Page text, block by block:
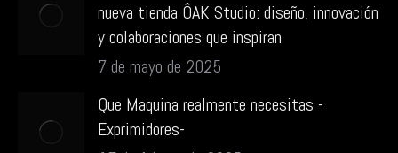
nueva tienda ÔAK Studio: diseño, innovación
y colaboraciones que inspiran
7 de mayo de 2025
Que Maquina realmente necesitas -
Exprimidores-